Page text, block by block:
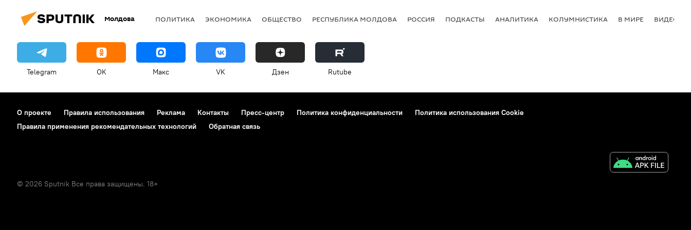
Молдова ПОЛИТИКА ЭКОНОМИКА ОБЩЕСТВО РЕСПУБЛИКА МОЛДОВА РОССИЯ ПОДКАСТЫ АНАЛИТИКА КОЛУМНИСТИКА В МИРЕ ВИДЕО
Telegram OK Макс VK Дзен Rutube
О проекте Правила использования Реклама Контакты Пресс-центр Политика конфиденциальности
Политика использования Cookie
Правила применения рекомендательных технологий
Обратная связь
© 2026 Sputnik Все права защищены. 18+